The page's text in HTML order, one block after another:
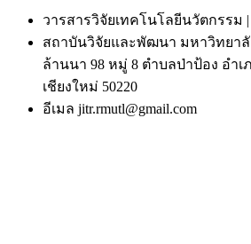
วารสารวิจัยเทคโนโลยีนวัตกรรม |
สถาบันวิจัยและพัฒนา มหาวิทยา
ล้านนา 98 หมู่ 8 ตำบลป่าป้อง อำเ
เชียงใหม่ 50220
อีเมล jitr.rmutl@gmail.com